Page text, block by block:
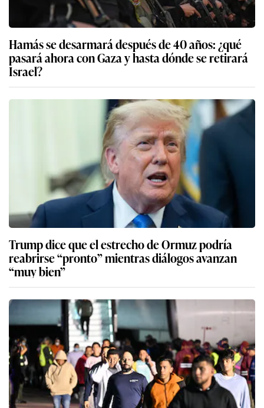
Hamás se desarmará después de 40 años: ¿qué
pasará ahora con Gaza y hasta dónde se retirará
Israel?
Trump dice que el estrecho de Ormuz podría
reabrirse “pronto” mientras diálogos avanzan
“muy bien”